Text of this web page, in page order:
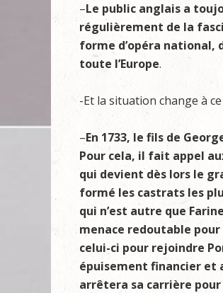
–Le public anglais a
régulièrement de la
forme d’opéra national,
toute l’Europe.
-Et la situation change à
–En 1733, le fils de
Pour cela, il fait appel
qui devient dès lors le
formé les castrats les
qui n’est autre que
menace redoutable
celui-ci pour rejoindre
épuisement financier et
arrêtera sa carrière pour